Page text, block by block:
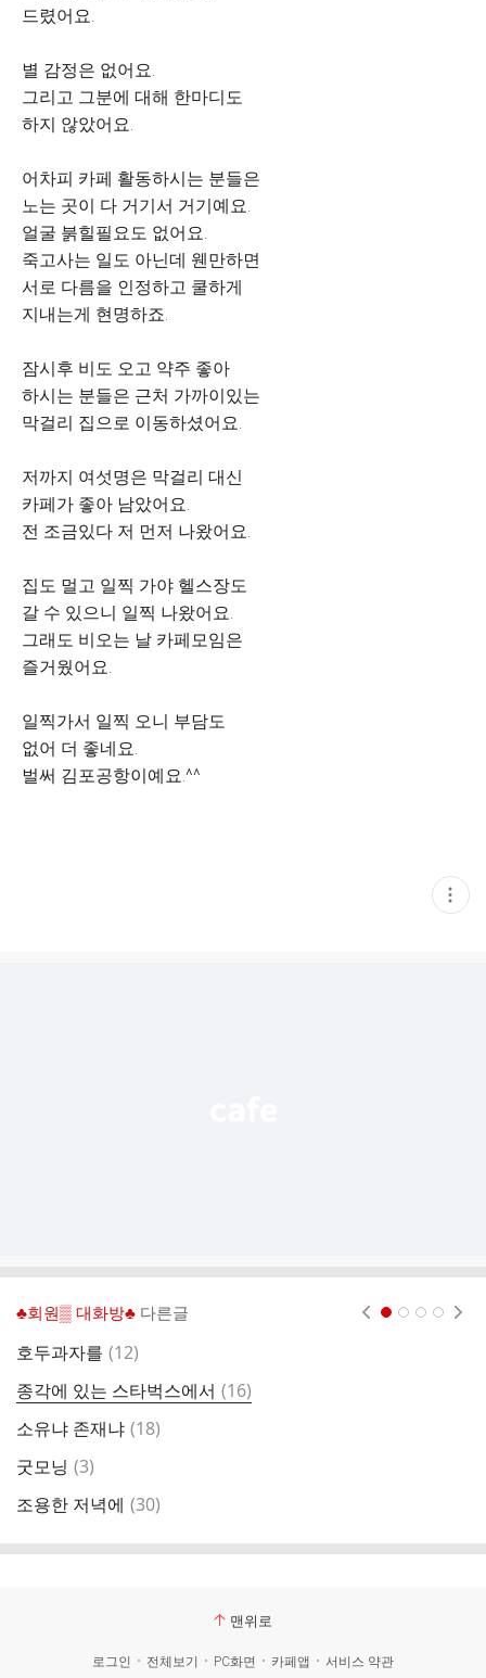
드렸어요.
별 감정은 없어요.
그리고 그분에 대해 한마디도
하지 않았어요.
어차피 카페 활동하시는 분들은
노는 곳이 다 거기서 거기예요.
얼굴 붉힐필요도 없어요.
죽고사는 일도 아닌데 웬만하면
서로 다름을 인정하고 쿨하게
지내는게 현명하죠.
잠시후 비도 오고 약주 좋아
하시는 분들은 근처 가까이있는
막걸리 집으로 이동하셨어요.
저까지 여섯명은 막걸리 대신
카페가 좋아 남았어요.
전 조금있다 저 먼저 나왔어요.
집도 멀고 일찍 가야 헬스장도
갈 수 있으니 일찍 나왔어요.
그래도 비오는 날 카페모임은
즐거웠어요.
일찍가서 일찍 오니 부담도
없어 더 좋네요.
벌써 김포공항이예요.^^
현
재
♣회원▒ 대화방♣ 다른글
호두과자를 댓
(12)
종각에 있는 스타벅스에서 댓
글
(16)
소유냐 존재냐 댓
(18)
굿모닝 댓
(3)
조용한 저녁에 댓
(30)
맨위로
로그인 전체보기 PC화면 카페앱 서비스 약관